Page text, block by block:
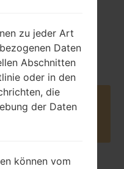
Amazon
zu jeder Art
Daten
Abschnitten
oder in den
die
der Daten
können vom